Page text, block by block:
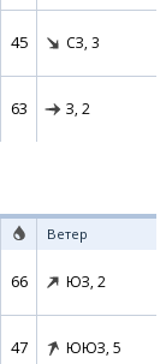
45 СЗ, 3
63 З, 2
Ветер
66 ЮЗ, 2
47 ЮЮЗ, 5